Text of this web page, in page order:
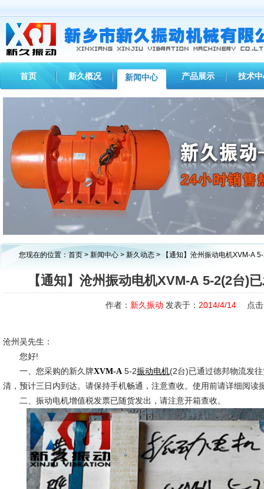
首页 新久概况 新闻中心 产品展示 技术
1 2
您现在的位置： 首页 > 新闻中心 > 新久动态 > 【通知】沧州振动电机XVM-A
【通知】沧州振动电机XVM-A 5-2(2台)
作者： 新久振动 发表于： 2014/4/14 点击
沧州吴先生：
您好!
一、您采购的新久牌XVM-A 5-2振动电机(2台)已通过德邦物流发
清，预计三日内到达。请保持手机畅通，注意查收。使用前请详细阅读
二、振动电机增值税发票已随货发出，请注意开箱查收。